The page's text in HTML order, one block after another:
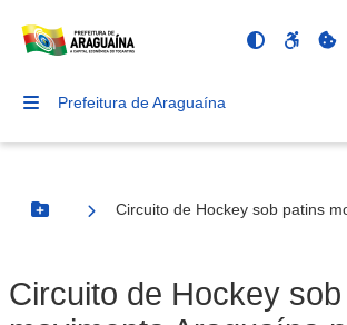
Prefeitura de Araguaína
Botão Menu
Circuito de Hockey sob patins
Circuito de Hockey